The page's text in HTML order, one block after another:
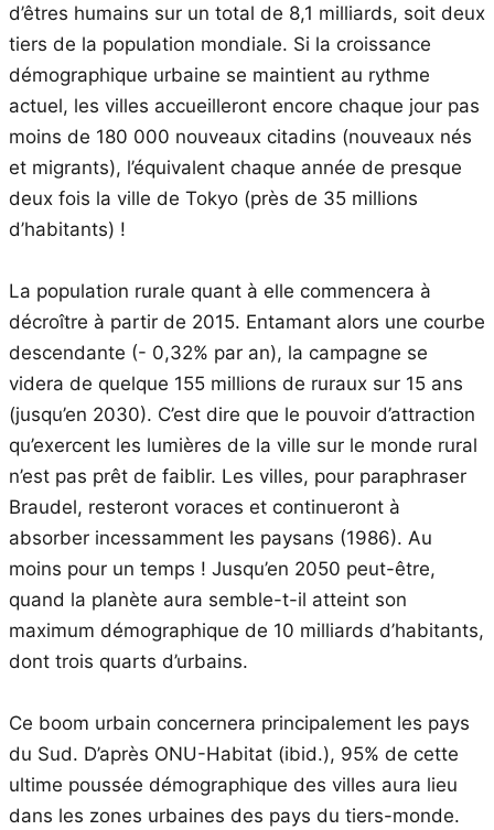
d’êtres humains sur un total de 8,1 milliards, soit deux
tiers de la population mondiale. Si la croissance
démographique urbaine se maintient au rythme
actuel, les villes accueilleront encore chaque jour pas
moins de 180 000 nouveaux citadins (nouveaux nés
et migrants), l’équivalent chaque année de presque
deux fois la ville de Tokyo (près de 35 millions
d’habitants) !
La population rurale quant à elle commencera à
décroître à partir de 2015. Entamant alors une courbe
descendante (- 0,32% par an), la campagne se
videra de quelque 155 millions de ruraux sur 15 ans
(jusqu’en 2030). C’est dire que le pouvoir d’attraction
qu’exercent les lumières de la ville sur le monde rural
n’est pas prêt de faiblir. Les villes, pour paraphraser
Braudel, resteront voraces et continueront à
absorber incessamment les paysans (1986). Au
moins pour un temps ! Jusqu’en 2050 peut-être,
quand la planète aura semble-t-il atteint son
maximum démographique de 10 milliards d’habitants,
dont trois quarts d’urbains.
Ce boom urbain concernera principalement les pays
du Sud. D’après ONU-Habitat (ibid.), 95% de cette
ultime poussée démographique des villes aura lieu
dans les zones urbaines des pays du tiers-monde.